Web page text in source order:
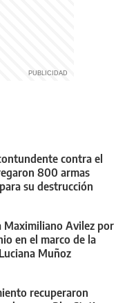
contra el
800 armas
su destrucción
Maximiliano Avilez por
en el marco de la
Muñoz
recuperaron